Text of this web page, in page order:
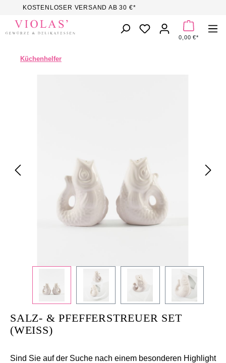
Zum Hauptinhalt springen
KOSTENLOSER VERSAND AB 30 €*
DU HAST 0
0,00 €*
Küchenhelfer
SALZ- & PFEFFERSTREUER SET
(WEISS)
Sind Sie auf der Suche nach einem besonderen Highlight